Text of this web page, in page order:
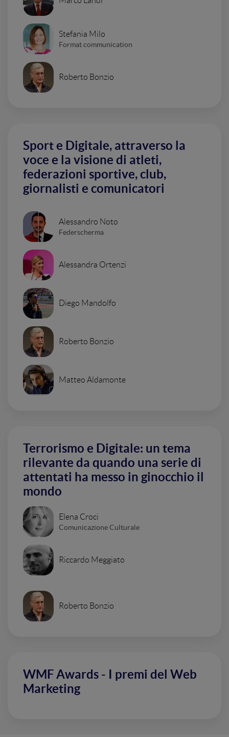
Stefania Milo
Format communication
Roberto Bonzio
Sport e Digitale, attraverso la
voce e la visione di atleti,
federazioni sportive, club,
giornalisti e comunicatori
Alessandro Noto
Federscherma
Alessandra Ortenzi
Diego Mandolfo
Roberto Bonzio
Matteo Aldamonte
Terrorismo e Digitale: un tema
rilevante da quando una serie di
attentati ha messo in ginocchio il
mondo
Elena Croci
Comunicazione Culturale
Riccardo Meggiato
Roberto Bonzio
WMF Awards - I premi del Web
Marketing